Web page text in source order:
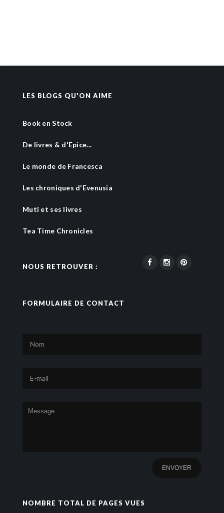
LES BLOGS QU'ON AIME
Book en Stock
De livres & d'Epice...
Le monde de Francesca
Les chroniques d'Evenusia
Muti et ses livres
Tea Time Chronicles
NOUS RETROUVER :
FORMULAIRE DE CONTACT
NOMBRE TOTAL DE PAGES VUES